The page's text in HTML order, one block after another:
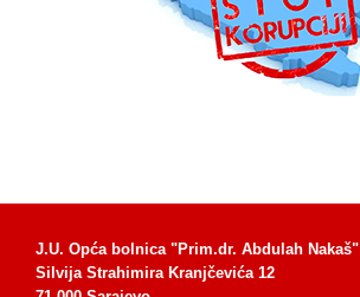
J.U. Opća bolnica "Prim.dr. Abdulah Nakaš"
Silvija Strahimira Kranjčevića 12